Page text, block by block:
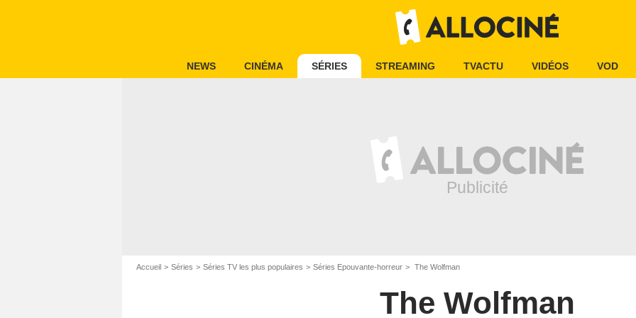
NEWS CINÉMA SÉRIES STREAMING TVACTU VIDÉOS VOD
Accueil Séries Séries TV les plus populaires Séries Epouvante-horreur The Wolfman
The Wolfman